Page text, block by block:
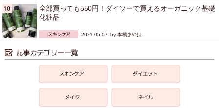
全部買っても550円！ダイソーで買えるオーガニック基礎
化粧品
2021.05.07 by 本橋あやは